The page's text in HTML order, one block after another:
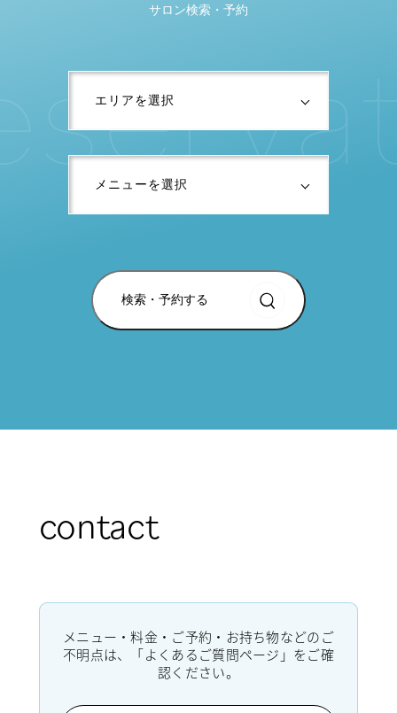
サロン検索・予約
検索・予約する
serva
contact
メニュー・料金・ご予約・お持ち物などのご
不明点は、「よくあるご質問ページ」をご確
認ください。